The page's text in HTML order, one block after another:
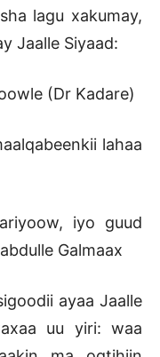
lagu xakumay,
Jaalle Siyaad:
(Dr Kadare)
lahaa
iyo guud
Galmaax
ayaa Jaalle
uu yiri: waa